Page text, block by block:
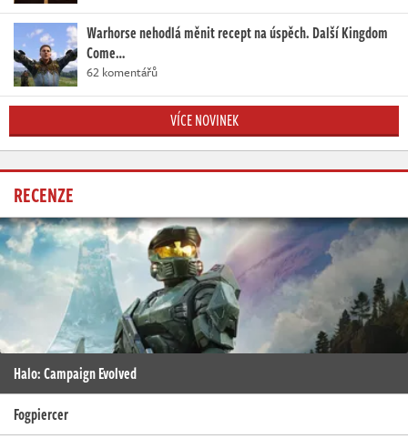
Warhorse nehodlá měnit recept na úspěch. Další Kingdom
Come…
62 komentářů
VÍCE NOVINEK
RECENZE
Halo: Campaign Evolved
Fogpiercer